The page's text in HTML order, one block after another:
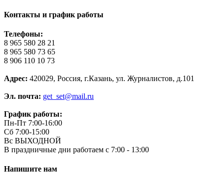
Контакты и график работы
Телефоны:
8 965 580 28 21
8 965 580 73 65
8 906 110 10 73
Адрес: 420029, Россия, г.Казань, ул. Журналистов, д.101
Эл. почта: get_set@mail.ru
График работы:
Пн-Пт 7:00-16:00
Сб 7:00-15:00
Вс ВЫХОДНОЙ
В праздничные дни работаем с 7:00 - 13:00
Напишите нам